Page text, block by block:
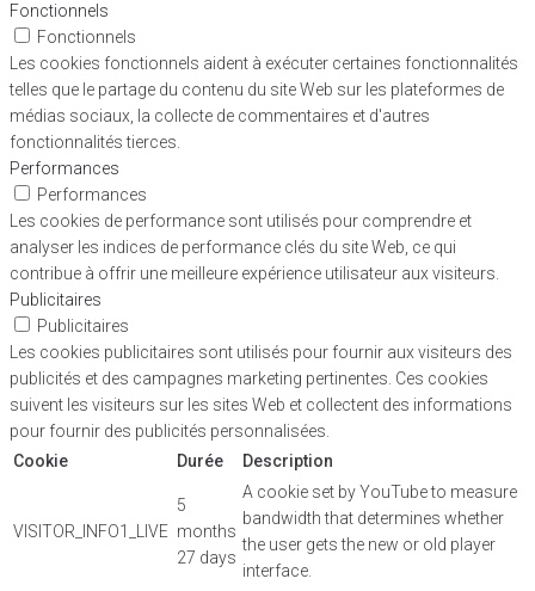
Fonctionnels
Fonctionnels
Les cookies fonctionnels aident à exécuter certaines fonctionnalités
telles que le partage du contenu du site Web sur les plateformes de
médias sociaux, la collecte de commentaires et d'autres
fonctionnalités tierces.
Performances
Performances
Les cookies de performance sont utilisés pour comprendre et
analyser les indices de performance clés du site Web, ce qui
contribue à offrir une meilleure expérience utilisateur aux visiteurs.
Publicitaires
Publicitaires
Les cookies publicitaires sont utilisés pour fournir aux visiteurs des
publicités et des campagnes marketing pertinentes. Ces cookies
suivent les visiteurs sur les sites Web et collectent des informations
pour fournir des publicités personnalisées.
Cookie
Durée Description
VISITOR_INFO1_LIVE
5
months
27 days
A cookie set by YouTube to measure
bandwidth that determines whether
the user gets the new or old player
interface.